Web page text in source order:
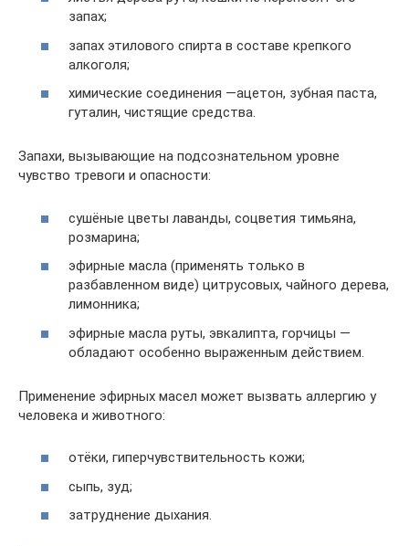
запах;
запах этилового спирта в составе крепкого
алкоголя;
химические соединения —ацетон, зубная паста,
гуталин, чистящие средства.
Запахи, вызывающие на подсознательном уровне
чувство тревоги и опасности:
сушёные цветы лаванды, соцветия тимьяна,
розмарина;
эфирные масла (применять только в
разбавленном виде) цитрусовых, чайного дерева,
лимонника;
эфирные масла руты, эвкалипта, горчицы —
обладают особенно выраженным действием.
Применение эфирных масел может вызвать аллергию у
человека и животного:
отёки, гиперчувствительность кожи;
сыпь, зуд;
затруднение дыхания.